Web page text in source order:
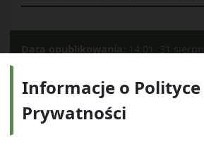
Data opublikowania: 14:01, 31
Informacje o Polityce
Prywatności